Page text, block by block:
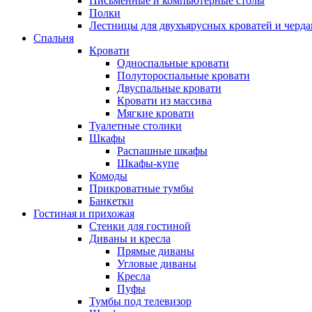
Полки
Лестницы для двухъярусных кроватей и
Спальня
Кровати
Односпальные кровати
Полутороспальные кровати
Двуспальные кровати
Кровати из массива
Мягкие кровати
Туалетные столики
Шкафы
Распашные шкафы
Шкафы-купе
Комоды
Прикроватные тумбы
Банкетки
Гостиная и прихожая
Стенки для гостиной
Диваны и кресла
Прямые диваны
Угловые диваны
Кресла
Пуфы
Тумбы под телевизор